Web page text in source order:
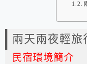
兩天兩夜輕旅
民宿環境簡介